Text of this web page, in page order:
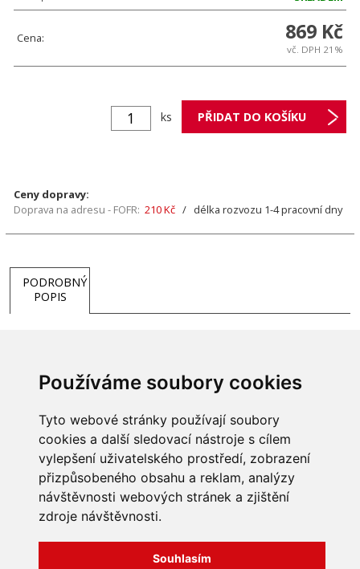
Používáme soubory cookies
Tyto webové stránky používají soubory
cookies a další sledovací nástroje s cílem
vylepšení uživatelského prostředí, zobrazení
přizpůsobeného obsahu a reklam, analýzy
návštěvnosti webových stránek a zjištění
zdroje návštěvnosti.
Souhlasím
Cena: 869 Kč
vč. DPH 21%
ks
Ceny dopravy:
Doprava na adresu - FOFR: 210 Kč / délka rozvozu 1-4 pracovní dny
PODROBNÝ
POPIS
INFORMACE
Obchodní podmínky
Zpracování a ochrana
osobních údajů
Všechna práva vyhrazena